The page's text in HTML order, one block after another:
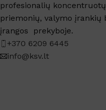
profesionalių
priemonių, valymo įrankių
įrangos prekyboje.
+370 6209 6445
info@ksv.lt